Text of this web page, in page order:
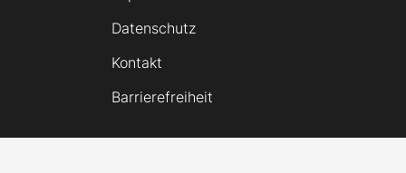
Datenschutz
Kontakt
Barrierefreiheit